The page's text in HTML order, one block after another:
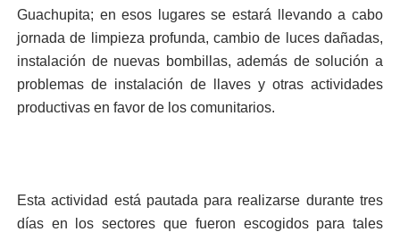
Guachupita; en esos lugares se estará llevando a cabo
jornada de limpieza profunda, cambio de luces dañadas,
instalación de nuevas bombillas, además de solución a
problemas de instalación de llaves y otras actividades
productivas en favor de los comunitarios.
Esta actividad está pautada para realizarse durante tres
días en los sectores que fueron escogidos para tales